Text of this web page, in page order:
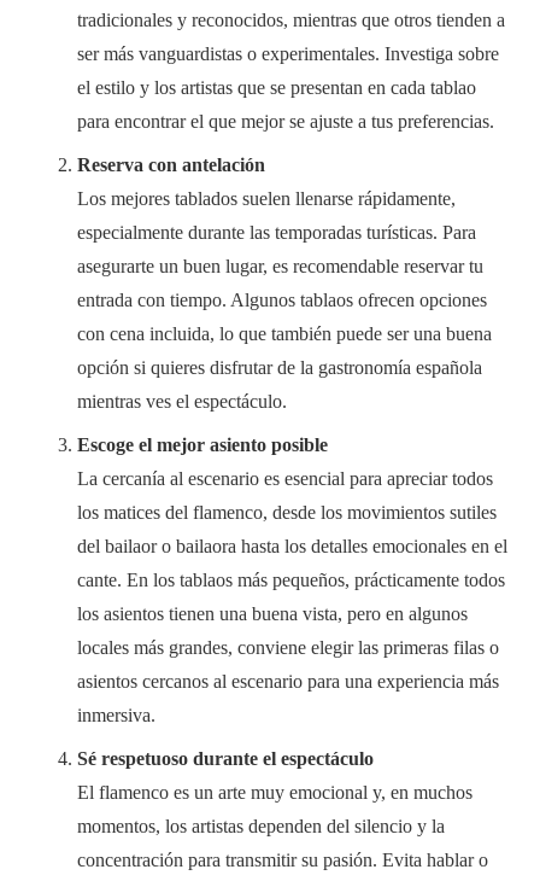
tradicionales y reconocidos, mientras que otros tienden a
ser más vanguardistas o experimentales. Investiga sobre
el estilo y los artistas que se presentan en cada tablao
para encontrar el que mejor se ajuste a tus preferencias.
Reserva con antelación
Los mejores tablados suelen llenarse rápidamente,
especialmente durante las temporadas turísticas. Para
asegurarte un buen lugar, es recomendable reservar tu
entrada con tiempo. Algunos tablaos ofrecen opciones
con cena incluida, lo que también puede ser una buena
opción si quieres disfrutar de la gastronomía española
mientras ves el espectáculo.
Escoge el mejor asiento posible
La cercanía al escenario es esencial para apreciar todos
los matices del flamenco, desde los movimientos sutiles
del bailaor o bailaora hasta los detalles emocionales en el
cante. En los tablaos más pequeños, prácticamente todos
los asientos tienen una buena vista, pero en algunos
locales más grandes, conviene elegir las primeras filas o
asientos cercanos al escenario para una experiencia más
inmersiva.
Sé respetuoso durante el espectáculo
El flamenco es un arte muy emocional y, en muchos
momentos, los artistas dependen del silencio y la
concentración para transmitir su pasión. Evita hablar o